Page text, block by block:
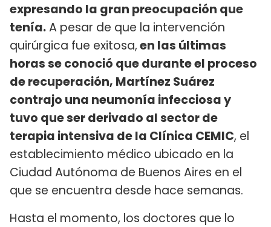
expresando la gran preocupación que
tenía.A pesar de que la intervención
quirúrgica fue exitosa,en las últimas
horas se conoció que durante el proceso
de recuperación, Martínez Suárez
contrajo una neumonía infecciosa y
tuvo que ser derivado al sector de
terapia intensiva de la Clínica CEMIC, el
establecimiento médico ubicado en la
Ciudad Autónoma de Buenos Aires en el
que se encuentra desde hace semanas.
Hasta el momento, los doctores que lo